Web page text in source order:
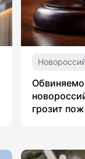
грозит